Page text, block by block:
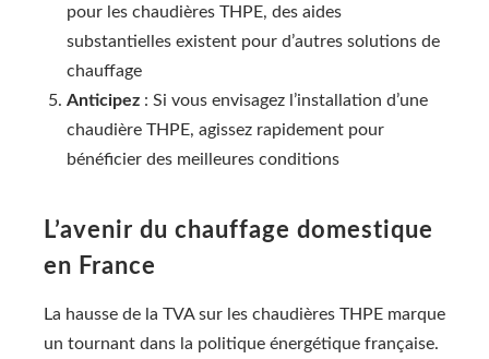
pour les chaudières THPE, des aides
substantielles existent pour d’autres solutions de
chauffage
Anticipez : Si vous envisagez l’installation d’une
chaudière THPE, agissez rapidement pour
bénéficier des meilleures conditions
L’avenir du chauffage domestique
en France
La hausse de la TVA sur les chaudières THPE marque
un tournant dans la politique énergétique française.